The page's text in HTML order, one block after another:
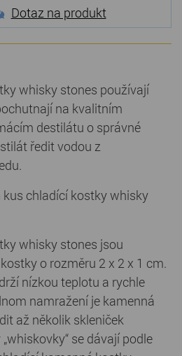
Dotaz na produkt
whisky stones používají
na kvalitním
destilátu o správné
ředit vodou z
kus chladící kostky whisky
whisky stones jsou
o rozměru 2 x 2 x 1 cm.
nízkou teplotu a rychle
namražení je kamenná
až několik skleniček
se dávají podle